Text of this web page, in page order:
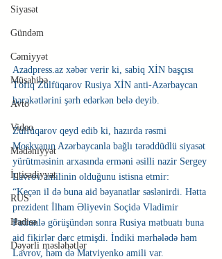
Siyasət
Gündəm
Cəmiyyət
Müsahibə
Avto
Video
Mədəniyyət
İqtisadiyyat
RUS
Hadisə
Dəyərli məsləhətlər
Azadpress.az xəbər verir ki, sabiq XİN başçısı
Töfiq Zülfüqarov Rusiya XİN anti-Azərbaycan
hərəkətlərini şərh edərkən belə deyib.
Zülfüqarov qeyd edib ki, hazırda rəsmi
Moskvanın Azərbaycanla bağlı tərəddüdlü siyasət
yürütməsinin arxasında erməni əsilli nazir Sergey
Lavrov amilinin olduğunu istisna etmir:
“Keçən il də buna aid bəyanatlar səslənirdi. Hətta
prezident İlham Əliyevin Soçidə Vladimir
Putiunlə görüşündən sonra Rusiya mətbuatı buna
aid fikirlər dərc etmişdi. İndiki mərhələdə həm
Lavrov, həm də Matviyenko amili var.